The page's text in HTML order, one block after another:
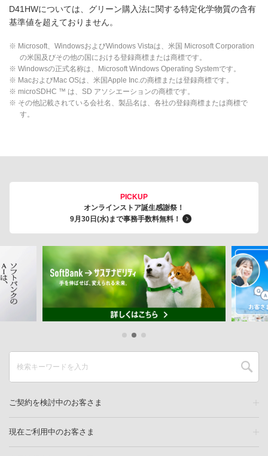
D41HWについては、グリーン購入法に関する特定化学物質の含有
基準値を超えておりません。
※ Microsoft、WindowsおよびWindows Vistaは、米国 Microsoft Corporation
の米国及びその他の国における登録商標または商標です。
※ Windowsの正式名称は、Microsoft Windows Operating Systemです。
※ MacおよびMac OSは、米国Apple Inc.の商標または登録商標です。
※ microSDHC ™ は、SD アソシエーションの商標です。
※ その他記載されている会社名、製品名は、各社の登録商標または商標で
す。
PICKUP
オンラインストア誕生感謝祭！
9月30日(水)まで事務手数料無料！
ご契約を検討中のお客さま
現在ご利用中のお客さま